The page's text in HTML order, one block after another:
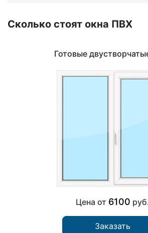
Сколько стоят окна ПВХ
Готовые
Цена от 6100
Заказать